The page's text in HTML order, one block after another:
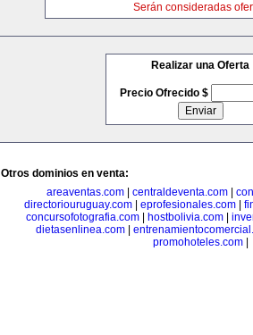
Serán consideradas
Realizar una Oferta
Precio Ofrecido $
Otros dominios en venta:
areaventas.com
centraldeventa.com
directoriouruguay.com
eprofesionales.com
concursofotografia.com| hostbolivia.com|
dietasenlinea.com|
promohoteles.com|